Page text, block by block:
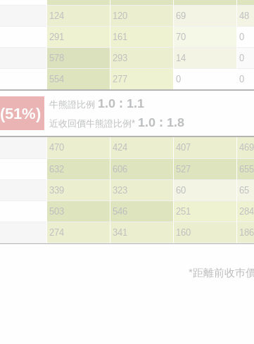
124 120 69 48
291 161 70 0
578 293 14 0
554 277 0 0
(51%)
牛熊證比例 1.0 : 1.1
近收回價牛熊證比例* 1.0 : 1.8
470 424 407 469
632 606 527 655
339 323 60 65
503 546 251 284
274 341 160 186
*距離前收巿